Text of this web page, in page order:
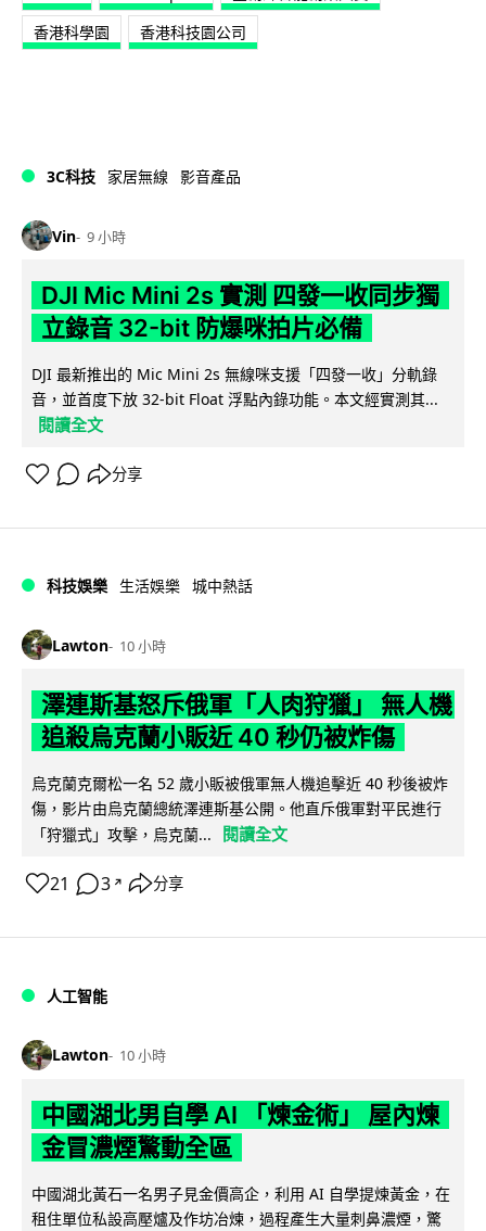
‎香港科學園‬
香港科技園公司
3C科技 家居無線 影音產品
Vin 9 小時
DJI Mic Mini 2s 實測 四發一收同步獨
立錄音 32-bit 防爆咪拍片必備
DJI 最新推出的 Mic Mini 2s 無線咪支援「四發一收」分軌錄
音，並首度下放 32-bit Float 浮點內錄功能。本文經實測其...
閱讀全文
分享
科技娛樂 生活娛樂 城中熱話
Lawton 10 小時
澤連斯基怒斥俄軍「人肉狩獵」 無人機
追殺烏克蘭小販近 40 秒仍被炸傷
烏克蘭克爾松一名 52 歲小販被俄軍無人機追擊近 40 秒後被炸
傷，影片由烏克蘭總統澤連斯基公開。他直斥俄軍對平民進行
「狩獵式」攻擊，烏克蘭...
閱讀全文
21 3 ↗ 分享
人工智能
Lawton 10 小時
中國湖北男自學 AI 「煉金術」 屋內煉
金冒濃煙驚動全區
中國湖北黃石一名男子見金價高企，利用 AI 自學提煉黃金，在
租住單位私設高壓爐及作坊冶煉，過程產生大量刺鼻濃煙，驚